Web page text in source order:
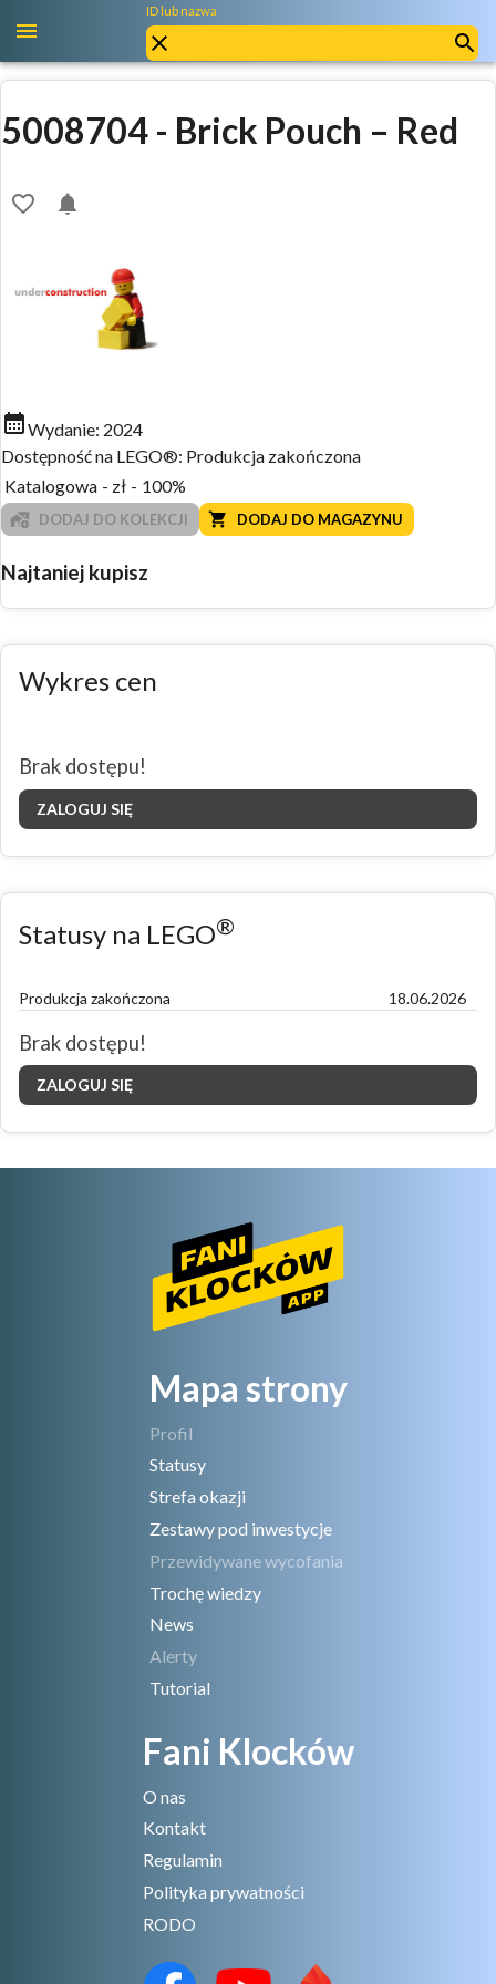
ID lub nazwa
5008704 - Brick Pouch – Red
Wydanie: 2024
Dostępność na LEGO®: Produkcja zakończona
Katalogowa - zł - 100%
DODAJ DO KOLEKCJI DODAJ DO MAGAZYNU
Najtaniej kupisz
Wykres cen
Brak dostępu!
ZALOGUJ SIĘ
Statusy na LEGO®
Produkcja zakończona 18.06.2026
Brak dostępu!
ZALOGUJ SIĘ
Mapa strony
Profil
Statusy
Strefa okazji
Zestawy pod inwestycje
Przewidywane wycofania
Trochę wiedzy
News
Alerty
Tutorial
Fani Klocków
O nas
Kontakt
Regulamin
Polityka prywatności
RODO